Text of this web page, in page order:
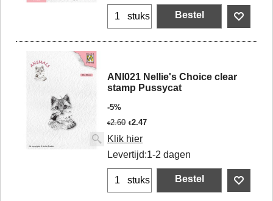
stuks Bestel
ANI021 Nellie's Choice clear
stamp Pussycat
-5%
€2.60 €2.47
Klik hier
Levertijd:1-2 dagen
stuks Bestel